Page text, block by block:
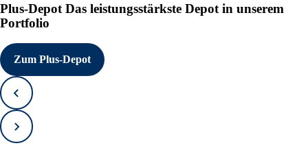
Plus-Depot Das leistungsstärkste Depot in unserem
Portfolio
Zum Plus-Depot
Zurück
Vorwärts